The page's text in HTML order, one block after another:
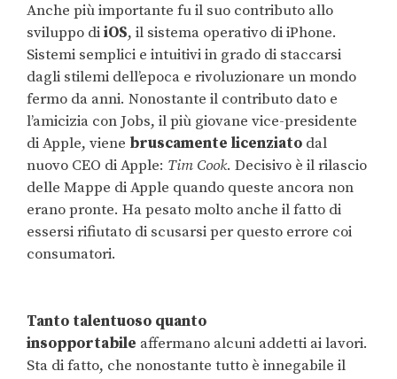
Anche più importante fu il suo contributo allo
sviluppo diiOS, il sistema operativo di iPhone.
Sistemi semplici e intuitivi in grado di staccarsi
dagli stilemi dell’epoca e rivoluzionare un mondo
fermo da anni. Nonostante il contributo dato e
l’amicizia con Jobs, il più giovane vice-presidente
di Apple, viene bruscamente licenziato dal
nuovo CEO di Apple: Tim Cook. Decisivo è il rilascio
delle Mappe di Apple quando queste ancora non
erano pronte. Ha pesato molto anche il fatto di
essersi rifiutato di scusarsi per questo errore coi
consumatori.
Tanto talentuoso quanto
insopportabile affermano alcuni addetti ai lavori.
Sta di fatto, che nonostante tutto è innegabile il